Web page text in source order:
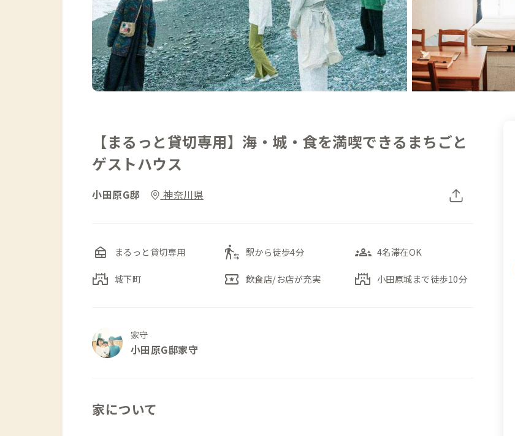
【まるっと貸切専用】海・城・食を満喫できるまちごと
ゲストハウス
小田原G邸 神奈川県
nest_multi_room まるっと貸切専用 transfer_within_a_station 駅から徒歩4分 groups_3 4名滞在OK
castle 城下町 local_activity 飲食店/お店が充実 castle 小田原城まで徒歩10分
家守
小田原G邸家守
家について